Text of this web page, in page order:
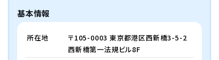
基本情報
所在地
〒105-0003 東京都港区西新橋3-5-2
西新橋第一法規ビル8F